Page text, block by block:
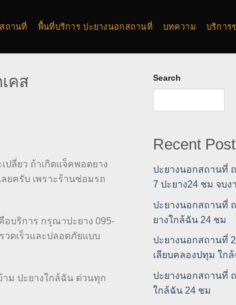
ถานที่ พื้นที่บริการ ปะยางนอกสถานที่ บทความ บริการ
คส
ลี่ยว ถ้าเกิดแจ็คพอตยาง
ยครับ เพราะร้านซ่อมรถ
บริการ กรุณาปะยาง 095-
วดเร็วและปลอดภัยแบบ
ม ปะยางใกล้ฉัน ด่วนทุก
Search
Recent
ปะยางนอกสถานที่
7 ปะยาง24 ชม จบง
ปะยางนอกสถานที่
ยางใกล้ฉัน 24 ชม
ปะยางนอกสถานที่
เลียบคลองปทุม ใก
ปะยางนอกสถานที่
ใกล้ฉัน 24 ชม